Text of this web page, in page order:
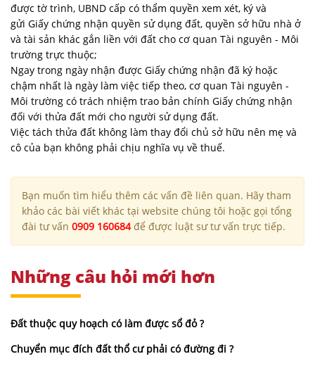
được tờ trình, UBND cấp có thẩm quyền xem xét, ký và
gửi Giấy chứng nhận quyền sử dụng đất, quyền sở hữu nhà ở
và tài sản khác gắn liền với đất cho cơ quan Tài nguyên - Môi
trường trực thuộc;
Ngay trong ngày nhận được Giấy chứng nhận đã ký hoặc
chậm nhất là ngày làm việc tiếp theo, cơ quan Tài nguyên -
Môi trường có trách nhiệm trao bản chính Giấy chứng nhận
đối với thửa đất mới cho người sử dụng đất.
Việc tách thửa đất không làm thay đổi chủ sở hữu nên mẹ và
cô của bạn không phải chịu nghĩa vụ về thuế.
Bạn muốn tìm hiểu thêm các vấn đề liên quan. Hãy tham
khảo các bài viết khác tại website chúng tôi hoặc gọi tổng
đài tư vấn 0909 160684để được luật sư tư vấn trực tiếp.
Những câu hỏi mới hơn
Đất thuộc quy hoạch có làm được sổ đỏ ?
Chuyển mục đích đất thổ cư phải có đường đi ?